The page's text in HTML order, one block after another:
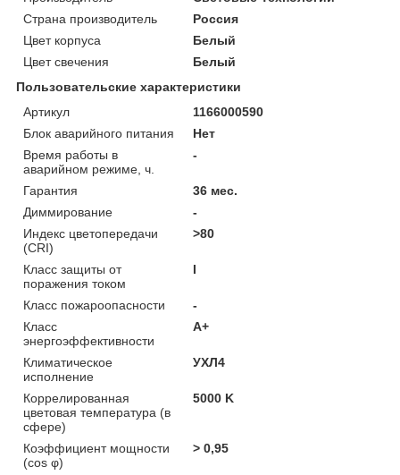
Страна производитель
Россия
Цвет корпуса
Белый
Цвет свечения
Белый
Пользовательские характеристики
Артикул
1166000590
Блок аварийного питания
Нет
Время работы в
аварийном режиме, ч.
-
Гарантия
36 мес.
Диммирование
-
Индекс цветопередачи
(CRI)
>80
Класс защиты от
поражения током
I
Класс пожароопасности
-
Класс
энергоэффективности
A+
Климатическое
исполнение
УХЛ4
Коррелированная
цветовая температура (в
сфере)
5000 K
Коэффициент мощности
(cos φ)
> 0,95